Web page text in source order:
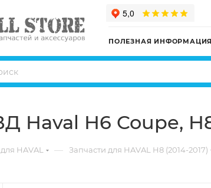
ПОЛЕЗНАЯ ИНФОРМАЦИЯ
Haval H6 Coupe,
HAVAL — Запчасти для HAVAL H8 (2014-2017)